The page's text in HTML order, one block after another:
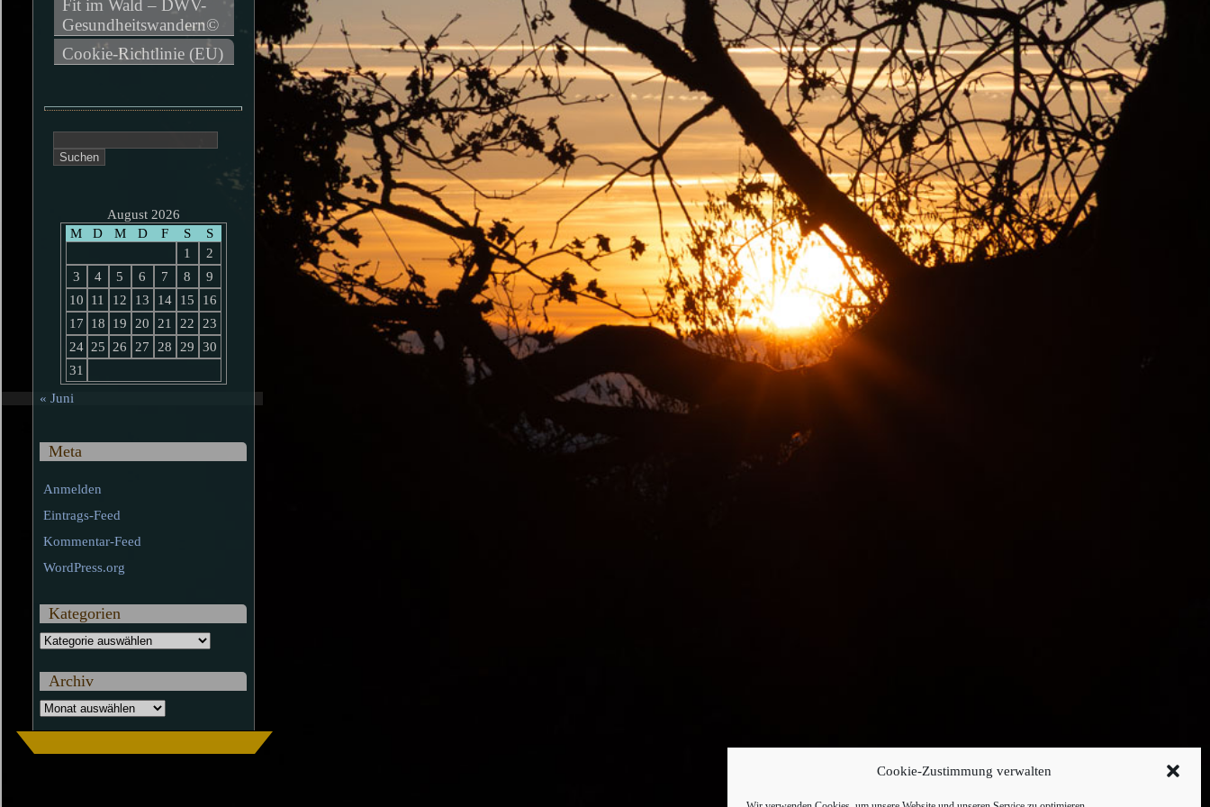
Cookie-Zustimmung verwalten
Fit im Wald – DWV-
Gesundheitswandern©
Cookie-Richtlinie (EU)
nach:
August 2026
M
D M D F S
S
1
2
3
4 5 6 7 8
9
10
11 12 13 14 15
16
17
18 19 20 21 22
23
24 25 26 27 28 29
30
31
« Juni
Meta
Anmelden
Eintrags-Feed
Kommentar-Feed
WordPress.org
Kategorien
Kategorien
Archiv
Archiv